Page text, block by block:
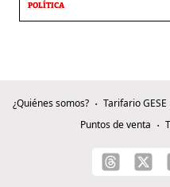
POLÍTICA
¿Quiénes somos? Tarifario GESE
Puntos de venta